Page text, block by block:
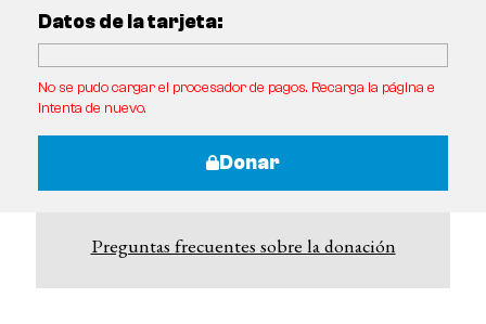
Datos de la tarjeta:
No se pudo cargar el procesador de pagos. Recarga la página e
intenta de nuevo.
Donar
Preguntas frecuentes sobre la donación